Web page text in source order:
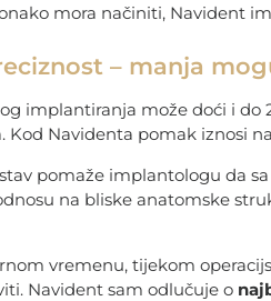
mora načiniti, Navident
– manja
implantiranja može doći i
Kod Navidenta pomak iznosi
pomaže implantologu da
na bliske anatomske
vremenu, tijekom
Navident sam odlučuje o